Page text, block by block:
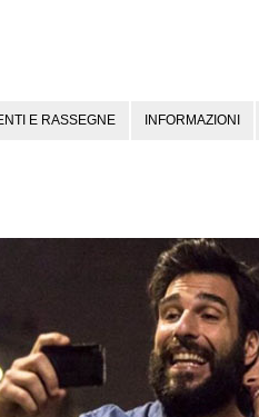
E RASSEGNE INFORMAZIONI